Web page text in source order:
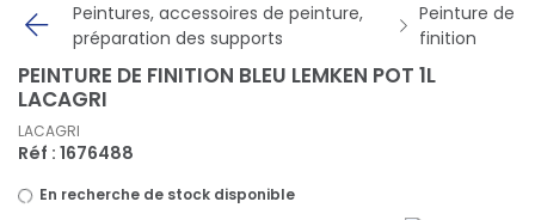
Peintures, accessoires de peinture,
préparation des supports
Peinture de
finition
PEINTURE DE FINITION BLEU LEMKEN POT 1L
LACAGRI
LACAGRI
Réf : 1676488
En recherche de stock disponible